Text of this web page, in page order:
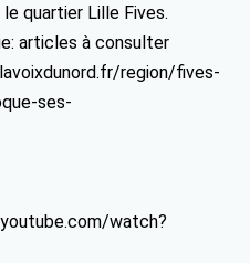
quartier Lille Fives.
articles à consulter
region/fives-
ses-
watch?